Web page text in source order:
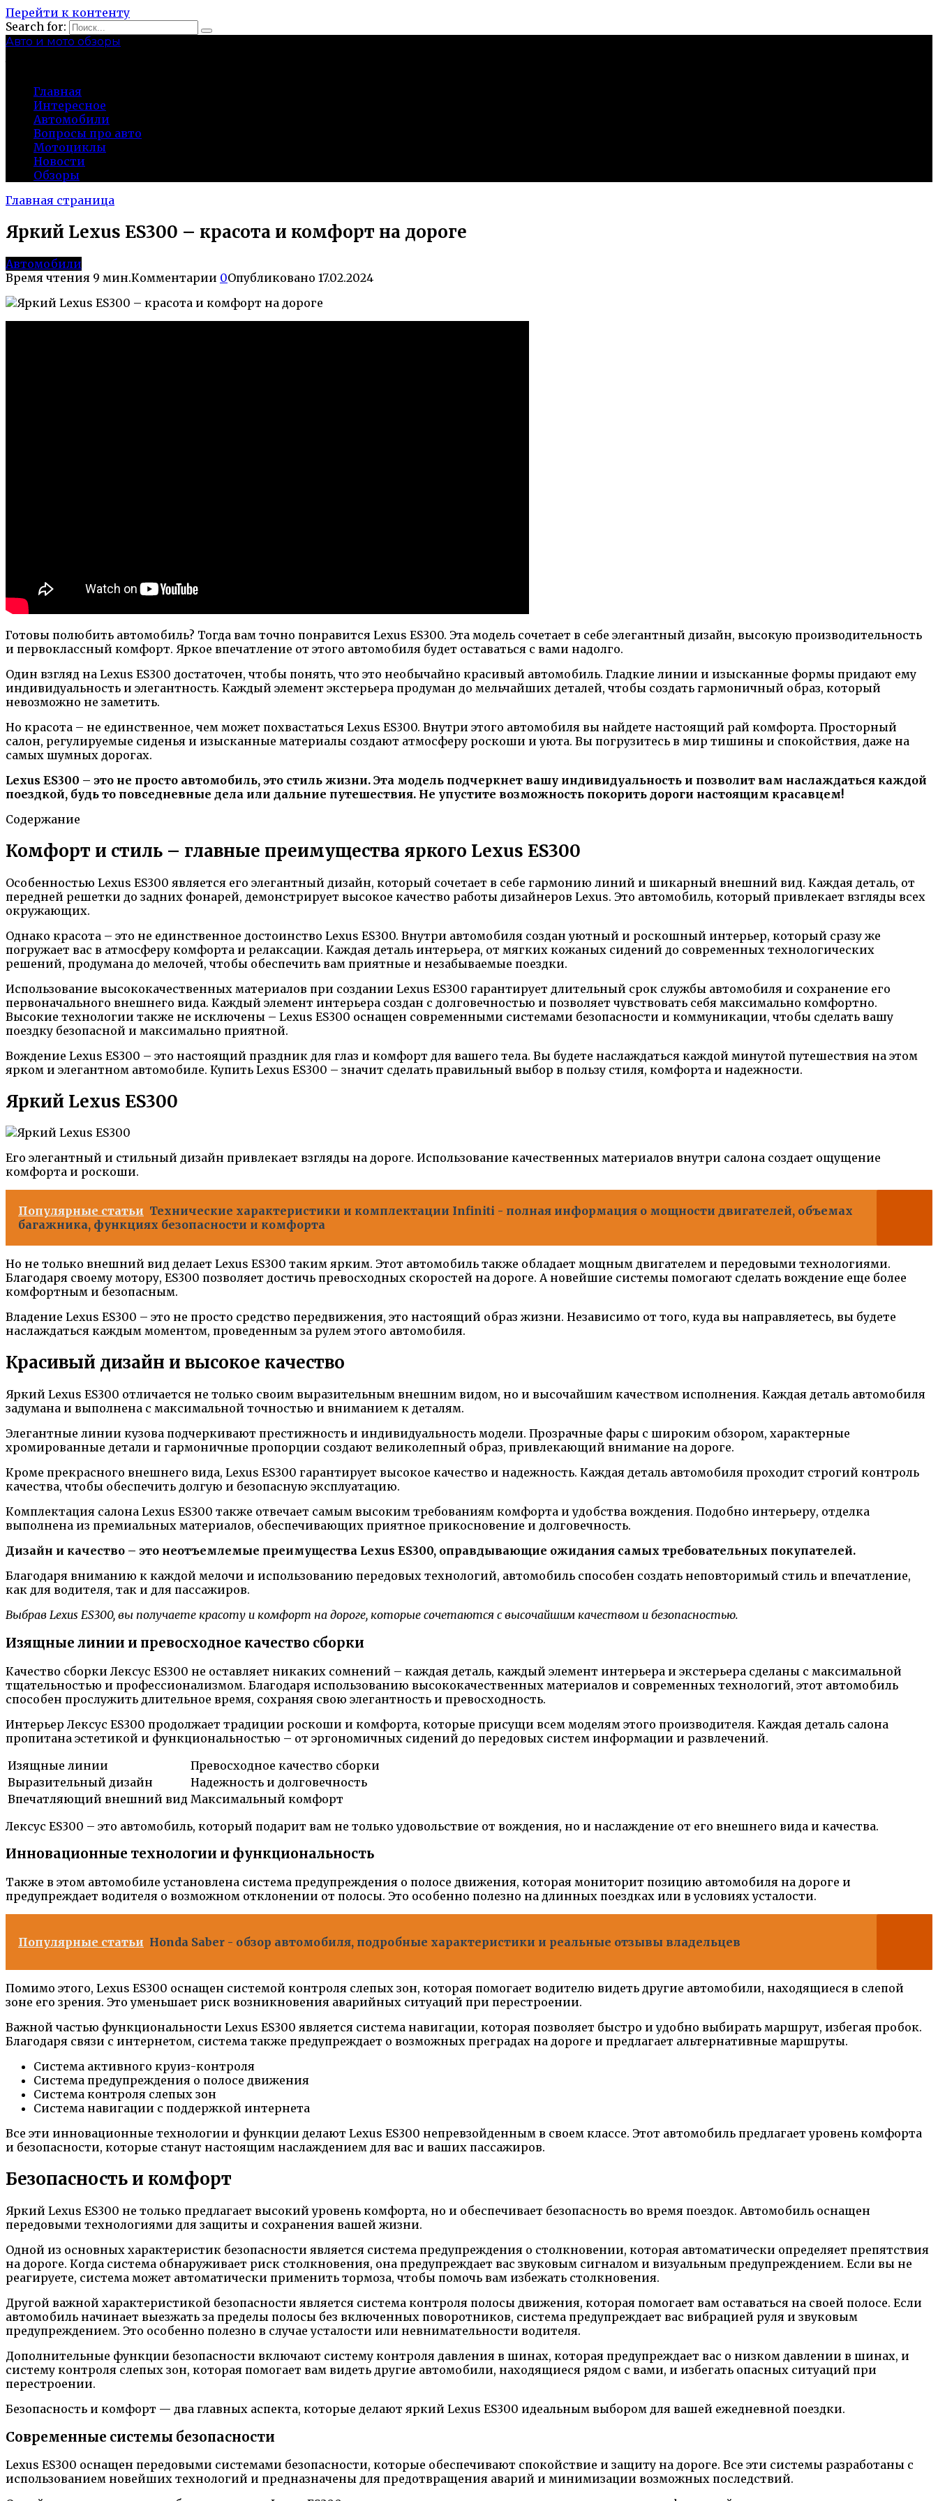
Перейти к контенту
Search for:
Авто и мото обзоры
Главная
Интересное
Автомобили
Вопросы про авто
Мотоциклы
Новости
Обзоры
Главная страница
Яркий Lexus ES300 – красота и комфорт на дороге
Автомобили
Время чтения 9 мин.Комментарии 0Опубликовано 17.02.2024
Готовы полюбить автомобиль? Тогда вам точно понравится Lexus ES300. Эта модель сочетает в себе элегантный дизайн, высокую производительность
и первоклассный комфорт. Яркое впечатление от этого автомобиля будет оставаться с вами надолго.
Один взгляд на Lexus ES300 достаточен, чтобы понять, что это необычайно красивый автомобиль. Гладкие линии и изысканные формы придают ему
индивидуальность и элегантность. Каждый элемент экстерьера продуман до мельчайших деталей, чтобы создать гармоничный образ, который
невозможно не заметить.
Но красота – не единственное, чем может похвастаться Lexus ES300. Внутри этого автомобиля вы найдете настоящий рай комфорта. Просторный
салон, регулируемые сиденья и изысканные материалы создают атмосферу роскоши и уюта. Вы погрузитесь в мир тишины и спокойствия, даже на
самых шумных дорогах.
Lexus ES300 – это не просто автомобиль, это стиль жизни. Эта модель подчеркнет вашу индивидуальность и позволит вам наслаждаться каждой
поездкой, будь то повседневные дела или дальние путешествия. Не упустите возможность покорить дороги настоящим красавцем!
Содержание
Комфорт и стиль – главные преимущества яркого Lexus ES300
Особенностью Lexus ES300 является его элегантный дизайн, который сочетает в себе гармонию линий и шикарный внешний вид. Каждая деталь, от
передней решетки до задних фонарей, демонстрирует высокое качество работы дизайнеров Lexus. Это автомобиль, который привлекает взгляды всех
окружающих.
Однако красота – это не единственное достоинство Lexus ES300. Внутри автомобиля создан уютный и роскошный интерьер, который сразу же
погружает вас в атмосферу комфорта и релаксации. Каждая деталь интерьера, от мягких кожаных сидений до современных технологических
решений, продумана до мелочей, чтобы обеспечить вам приятные и незабываемые поездки.
Использование высококачественных материалов при создании Lexus ES300 гарантирует длительный срок службы автомобиля и сохранение его
первоначального внешнего вида. Каждый элемент интерьера создан с долговечностью и позволяет чувствовать себя максимально комфортно.
Высокие технологии также не исключены – Lexus ES300 оснащен современными системами безопасности и коммуникации, чтобы сделать вашу
поездку безопасной и максимально приятной.
Вождение Lexus ES300 – это настоящий праздник для глаз и комфорт для вашего тела. Вы будете наслаждаться каждой минутой путешествия на этом
ярком и элегантном автомобиле. Купить Lexus ES300 – значит сделать правильный выбор в пользу стиля, комфорта и надежности.
Яркий Lexus ES300
Его элегантный и стильный дизайн привлекает взгляды на дороге. Использование качественных материалов внутри салона создает ощущение
комфорта и роскоши.
Популярные статьи Технические характеристики и комплектации Infiniti - полная информация о мощности двигателей, объемах
багажника, функциях безопасности и комфорта
Но не только внешний вид делает Lexus ES300 таким ярким. Этот автомобиль также обладает мощным двигателем и передовыми технологиями.
Благодаря своему мотору, ES300 позволяет достичь превосходных скоростей на дороге. А новейшие системы помогают сделать вождение еще более
комфортным и безопасным.
Владение Lexus ES300 – это не просто средство передвижения, это настоящий образ жизни. Независимо от того, куда вы направляетесь, вы будете
наслаждаться каждым моментом, проведенным за рулем этого автомобиля.
Красивый дизайн и высокое качество
Яркий Lexus ES300 отличается не только своим выразительным внешним видом, но и высочайшим качеством исполнения. Каждая деталь автомобиля
задумана и выполнена с максимальной точностью и вниманием к деталям.
Элегантные линии кузова подчеркивают престижность и индивидуальность модели. Прозрачные фары с широким обзором, характерные
хромированные детали и гармоничные пропорции создают великолепный образ, привлекающий внимание на дороге.
Кроме прекрасного внешнего вида, Lexus ES300 гарантирует высокое качество и надежность. Каждая деталь автомобиля проходит строгий контроль
качества, чтобы обеспечить долгую и безопасную эксплуатацию.
Комплектация салона Lexus ES300 также отвечает самым высоким требованиям комфорта и удобства вождения. Подобно интерьеру, отделка
выполнена из премиальных материалов, обеспечивающих приятное прикосновение и долговечность.
Дизайн и качество – это неотъемлемые преимущества Lexus ES300, оправдывающие ожидания самых требовательных покупателей.
Благодаря вниманию к каждой мелочи и использованию передовых технологий, автомобиль способен создать неповторимый стиль и впечатление,
как для водителя, так и для пассажиров.
Выбрав Lexus ES300, вы получаете красоту и комфорт на дороге, которые сочетаются с высочайшим качеством и безопасностью.
Изящные линии и превосходное качество сборки
Качество сборки Лексус ES300 не оставляет никаких сомнений – каждая деталь, каждый элемент интерьера и экстерьера сделаны с максимальной
тщательностью и профессионализмом. Благодаря использованию высококачественных материалов и современных технологий, этот автомобиль
способен прослужить длительное время, сохраняя свою элегантность и превосходность.
Интерьер Лексус ES300 продолжает традиции роскоши и комфорта, которые присущи всем моделям этого производителя. Каждая деталь салона
пропитана эстетикой и функциональностью – от эргономичных сидений до передовых систем информации и развлечений.
Изящные линии
Превосходное качество сборки
Выразительный дизайн
Надежность и долговечность
Впечатляющий внешний вид Максимальный комфорт
Лексус ES300 – это автомобиль, который подарит вам не только удовольствие от вождения, но и наслаждение от его внешнего вида и качества.
Инновационные технологии и функциональность
Также в этом автомобиле установлена система предупреждения о полосе движения, которая мониторит позицию автомобиля на дороге и
предупреждает водителя о возможном отклонении от полосы. Это особенно полезно на длинных поездках или в условиях усталости.
Популярные статьи Honda Saber - обзор автомобиля, подробные характеристики и реальные отзывы владельцев
Помимо этого, Lexus ES300 оснащен системой контроля слепых зон, которая помогает водителю видеть другие автомобили, находящиеся в слепой
зоне его зрения. Это уменьшает риск возникновения аварийных ситуаций при перестроении.
Важной частью функциональности Lexus ES300 является система навигации, которая позволяет быстро и удобно выбирать маршрут, избегая пробок.
Благодаря связи с интернетом, система также предупреждает о возможных преградах на дороге и предлагает альтернативные маршруты.
Система активного круиз-контроля
Система предупреждения о полосе движения
Система контроля слепых зон
Система навигации с поддержкой интернета
Все эти инновационные технологии и функции делают Lexus ES300 непревзойденным в своем классе. Этот автомобиль предлагает уровень комфорта
и безопасности, которые станут настоящим наслаждением для вас и ваших пассажиров.
Безопасность и комфорт
Яркий Lexus ES300 не только предлагает высокий уровень комфорта, но и обеспечивает безопасность во время поездок. Автомобиль оснащен
передовыми технологиями для защиты и сохранения вашей жизни.
Одной из основных характеристик безопасности является система предупреждения о столкновении, которая автоматически определяет препятствия
на дороге. Когда система обнаруживает риск столкновения, она предупреждает вас звуковым сигналом и визуальным предупреждением. Если вы не
реагируете, система может автоматически применить тормоза, чтобы помочь вам избежать столкновения.
Другой важной характеристикой безопасности является система контроля полосы движения, которая помогает вам оставаться на своей полосе. Если
автомобиль начинает выезжать за пределы полосы без включенных поворотников, система предупреждает вас вибрацией руля и звуковым
предупреждением. Это особенно полезно в случае усталости или невнимательности водителя.
Дополнительные функции безопасности включают систему контроля давления в шинах, которая предупреждает вас о низком давлении в шинах, и
систему контроля слепых зон, которая помогает вам видеть другие автомобили, находящиеся рядом с вами, и избегать опасных ситуаций при
перестроении.
Безопасность и комфорт — два главных аспекта, которые делают яркий Lexus ES300 идеальным выбором для вашей ежедневной поездки.
Современные системы безопасности
Lexus ES300 оснащен передовыми системами безопасности, которые обеспечивают спокойствие и защиту на дороге. Все эти системы разработаны с
использованием новейших технологий и предназначены для предотвращения аварий и минимизации возможных последствий.